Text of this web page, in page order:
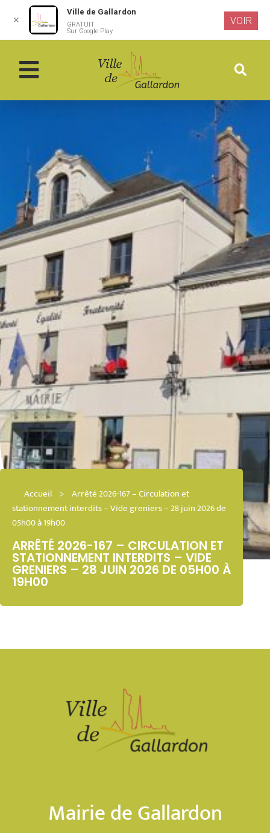
contenu
Accueil > Arrêté 2026-167 – Circulation et
stationnement interdits – Vide greniers – 28 juin 2026 de
05h00 à 19h00
ARRÊTÉ 2026-167 – CIRCULATION ET
STATIONNEMENT INTERDITS – VIDE
GRENIERS – 28 JUIN 2026 DE 05H00 À
19H00
Mairie de Gallardon
✕
Ville de Gallardon
GRATUIT
Sur Google Play
VOIR